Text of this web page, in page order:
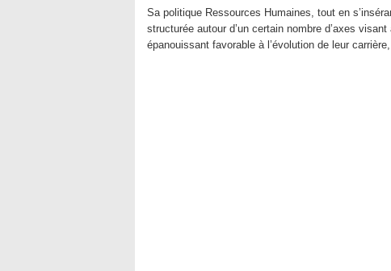
Sa politique Ressources Humaines, tout en
structurée autour d’un certain nombre d’axes
épanouissant favorable à l’évolution de leur